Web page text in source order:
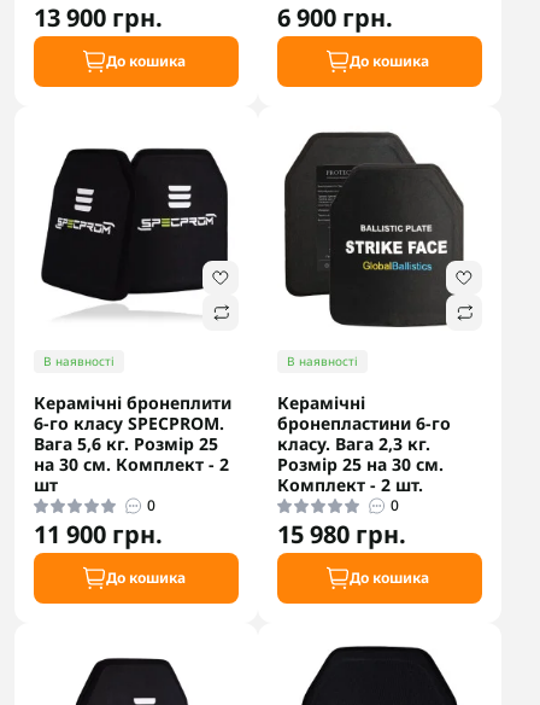
13 900 грн.
До кошика
6 900 грн.
До кошика
В наявності
Керамічні бронеплити
6-го класу SPECPROM.
Вага 5,6 кг. Розмір 25
на 30 см. Комплект - 2
шт
0
11 900 грн.
До кошика
В наявності
Керамічні
бронепластини 6-го
класу. Вага 2,3 кг.
Розмір 25 на 30 см.
Комплект - 2 шт.
0
15 980 грн.
До кошика